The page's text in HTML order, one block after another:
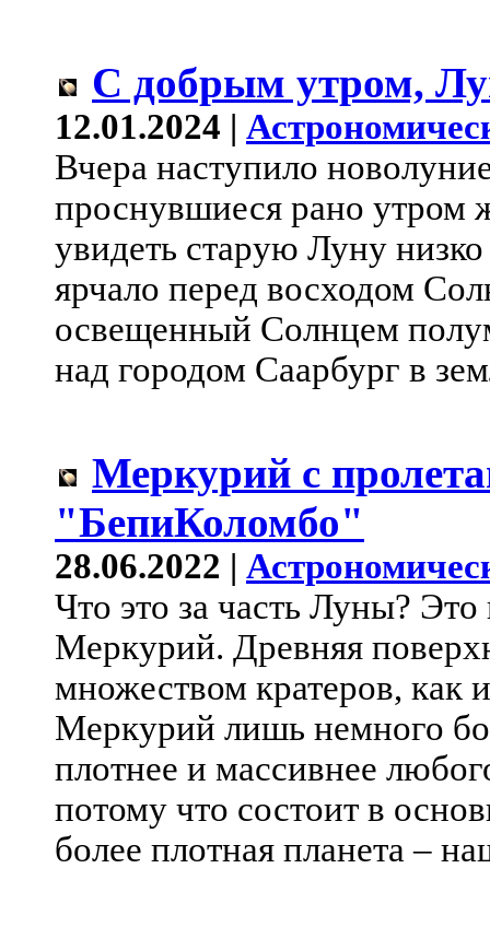
С добрым утром,
12.01.2024 |
Вчера наступило
проснувшиеся рано утром
увидеть старую Луну
ярчало перед восходом
освещенный Солнцем
над городом Саарбург в
Меркурий с
"БепиКоломбо"
28.06.2022 |
Что это за часть Луны?
Меркурий. Древняя
множеством кратеров, как
Меркурий лишь немного
плотнее и массивнее
потому что состоит в
более плотная планета –